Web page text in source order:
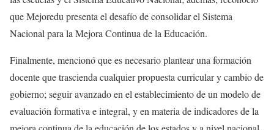
que Mejoredu presenta el desafío de consolidar el Sistema
Nacional para la Mejora Continua de la Educación.
Finalmente, mencionó que es necesario plantear una formación
docente que trascienda cualquier propuesta curricular y cambio de
gobierno; seguir avanzado en el establecimiento de un modelo de
evaluación formativa e integral, y en materia de indicadores de la